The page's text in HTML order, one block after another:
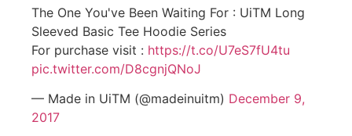
The One You've Been Waiting For : UiTM Long
Sleeved Basic Tee Hoodie Series
For purchase visit : https://t.co/U7eS7fU4tu
pic.twitter.com/D8cgnjQNoJ
— Made in UiTM (@madeinuitm) December 9,
2017